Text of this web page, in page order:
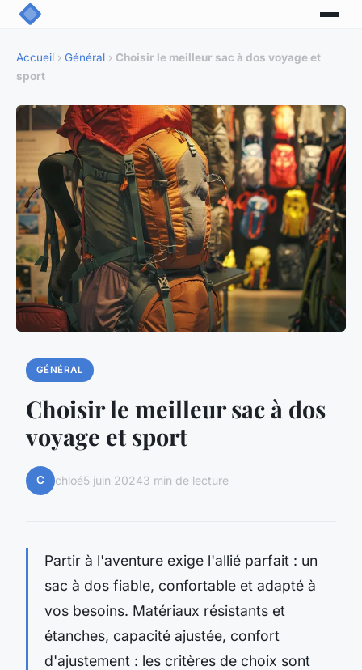
Accueil › Général › Choisir le meilleur sac à dos voyage et
sport
GÉNÉRAL
Choisir le meilleur sac à dos
voyage et sport
C chloé5 juin 20243 min de lecture
Partir à l'aventure exige l'allié parfait : un
sac à dos fiable, confortable et adapté à
vos besoins. Matériaux résistants et
étanches, capacité ajustée, confort
d'ajustement : les critères de choix sont